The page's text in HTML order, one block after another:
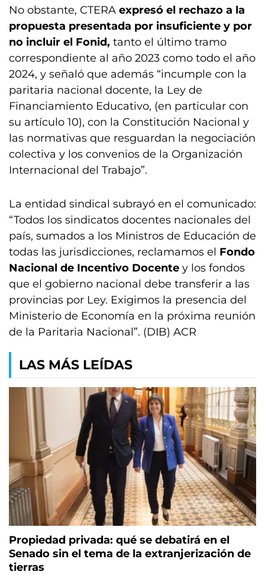
No obstante, CTERA expresó el rechazo a la
propuesta presentada por insuficiente y por
no incluir el Fonid, tanto el último tramo
correspondiente al año 2023 como todo el año
2024, y señaló que además “incumple con la
paritaria nacional docente, la Ley de
Financiamiento Educativo, (en particular con
su artículo 10), con la Constitución Nacional y
las normativas que resguardan la negociación
colectiva y los convenios de la Organización
Internacional del Trabajo”.
La entidad sindical subrayó en el comunicado:
“Todos los sindicatos docentes nacionales del
país, sumados a los Ministros de Educación de
todas las jurisdicciones, reclamamos el Fondo
Nacional de Incentivo Docente y los fondos
que el gobierno nacional debe transferir a las
provincias por Ley. Exigimos la presencia del
Ministerio de Economía en la próxima reunión
de la Paritaria Nacional”. (DIB) ACR
LAS MÁS LEÍDAS
Propiedad privada: qué se debatirá en el
Senado sin el tema de la extranjerización de
tierras